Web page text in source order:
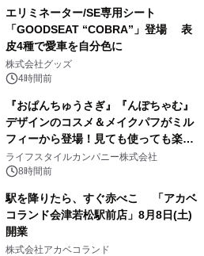
エリミネーター/SE専用シート
「GOODSEAT “COBRA”」登場 表
皮4種で愛車を自分色に
株式会社グッズ
4時間前
『おぱんちゅうさぎ』『んぽちゃむ』
デザインのコスメ＆メイクパフがミル
フィーから登場！見ても使っても楽し
い、ポップでキュートなコレクショ
ン。
ライフスタイルカンパニー株式会社
8時間前
駅を降りたら、すぐ赤べこ 「アカベ
コランド会津若松駅前店」8月8日(土)
開業
株式会社アカベコランド